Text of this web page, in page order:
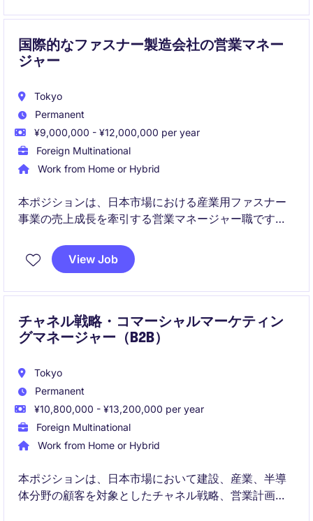
国際的なファスナー製造会社の営業マネー
ジャー
Tokyo
Permanent
¥9,000,000 - ¥12,000,000 per year
Foreign Multinational
Work from Home or Hybrid
本ポジションは、日本市場における産業用ファスナー
事業の売上成長を牽引する営業マネージャー職です。
実行を担います。
View Job
チャネル戦略・コマーシャルマーケティン
グマネージャー（B2B）
Tokyo
Permanent
¥10,800,000 - ¥13,200,000 per year
Foreign Multinational
Work from Home or Hybrid
本ポジションは、日本市場において建設、産業、半導
体分野の顧客を対象としたチャネル戦略、営業計画、